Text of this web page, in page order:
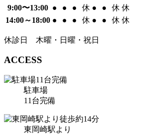
9:00〜13:00 ● ● ● 休 ● ● 休 休
14:00～18:00 ● ● ● 休 ● ● 休 休
休診日 木曜・日曜・祝日
ACCESS
駐車場
11台完備
東岡崎駅より